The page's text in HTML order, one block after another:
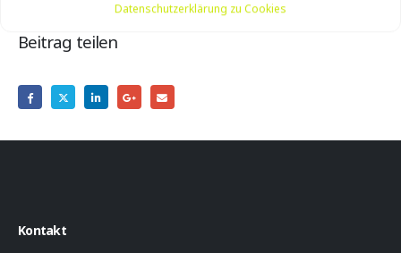
Datenschutzerklärung zu Cookies
Beitrag teilen
Kontakt